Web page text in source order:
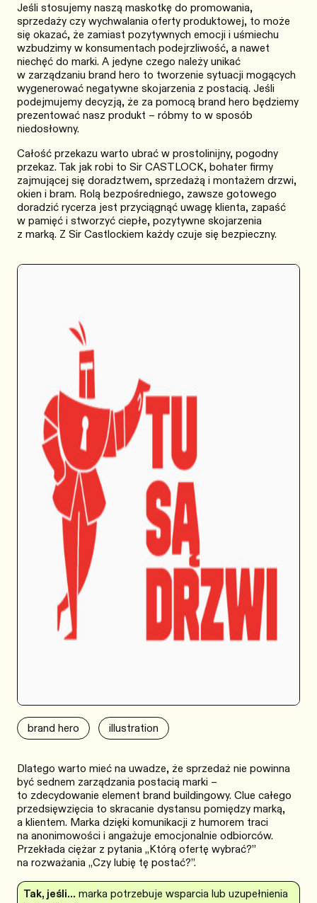
Jeśli stosujemy naszą maskotkę do promowania,
sprzedaży czy wychwalania oferty produktowej, to może
się okazać, że zamiast pozytywnych emocji i uśmiechu
wzbudzimy w konsumentach podejrzliwość, a nawet
niechęć do marki. A jedyne czego należy unikać
w zarządzaniu brand hero to tworzenie sytuacji mogących
wygenerować negatywne skojarzenia z postacią. Jeśli
podejmujemy decyzją, że za pomocą brand hero będziemy
prezentować nasz produkt – róbmy to w sposób
niedosłowny.
Całość przekazu warto ubrać w prostolinijny, pogodny
przekaz. Tak jak robi toSir CASTLOCK, bohater firmy
zajmującej się doradztwem, sprzedażą i montażem drzwi,
okien i bram. Rolą bezpośredniego, zawsze gotowego
doradzić rycerza jest przyciągnąć uwagę klienta, zapaść
w pamięć i stworzyć ciepłe, pozytywne skojarzenia
z marką. Z Sir Castlockiem każdy czuje się bezpieczny.
brand hero illustration
Dlatego warto mieć na uwadze, że sprzedaż nie powinna
być sednem zarządzania postacią marki –
to zdecydowanie element brand buildingowy. Clue całego
przedsięwzięcia to skracanie dystansu pomiędzy marką,
a klientem. Marka dzięki komunikacji z humorem traci
na anonimowości i angażuje emocjonalnie odbiorców.
Przekłada ciężar z pytania „Którą ofertę wybrać?”
na rozważania „Czy lubię tę postać?”.
Tak, jeśli… marka potrzebuje wsparcia lub uzupełnienia